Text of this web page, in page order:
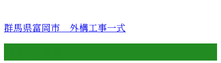
群馬県富岡市 外構工事一式